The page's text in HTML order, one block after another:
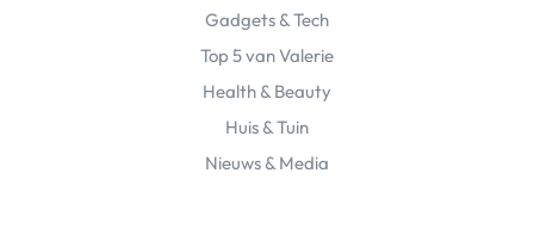
Gadgets & Tech
Top 5 van Valerie
Health & Beauty
Huis & Tuin
Nieuws & Media